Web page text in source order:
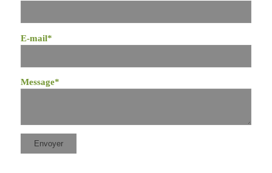
E-mail*
Message*